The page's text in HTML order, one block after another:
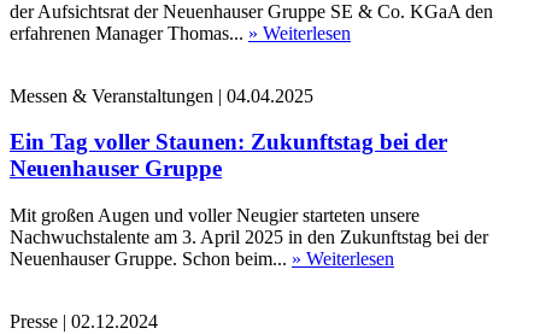
der Aufsichtsrat der Neuenhauser Gruppe SE & Co. KGaA den
erfahrenen Manager Thomas... » Weiterlesen
Messen & Veranstaltungen | 04.04.2025
Ein Tag voller Staunen: Zukunftstag bei der
Neuenhauser Gruppe
Mit großen Augen und voller Neugier starteten unsere
Nachwuchstalente am 3. April 2025 in den Zukunftstag bei der
Neuenhauser Gruppe. Schon beim... » Weiterlesen
Presse | 02.12.2024